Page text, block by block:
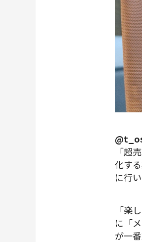
「超
化す
に行
「楽
に「
が一